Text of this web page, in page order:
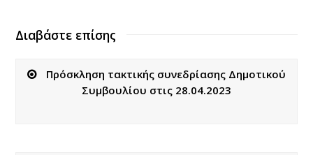
Διαβάστε επίσης
Πρόσκληση τακτικής συνεδρίασης Δημοτικού
Συμβουλίου στις 28.04.2023